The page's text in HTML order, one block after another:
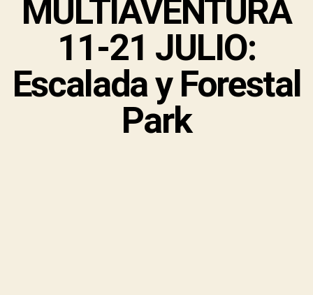
MULTIAVENTURA
11-21 JULIO:
Escalada y Forestal
Park